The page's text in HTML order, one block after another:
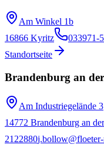
Am Winkel 1b
16866 Kyritz
033971-
Standortseite
Brandenburg an
Am Industriegelände 3
14772 Brandenburg an
2122880